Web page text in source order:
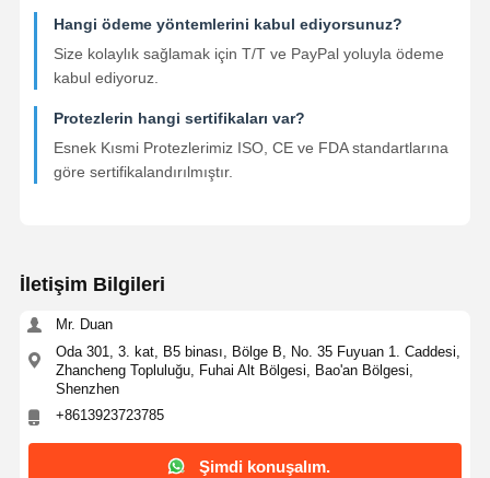
Hangi ödeme yöntemlerini kabul ediyorsunuz?
Size kolaylık sağlamak için T/T ve PayPal yoluyla ödeme
kabul ediyoruz.
Protezlerin hangi sertifikaları var?
Esnek Kısmi Protezlerimiz ISO, CE ve FDA standartlarına
göre sertifikalandırılmıştır.
İletişim Bilgileri
Mr. Duan
Oda 301, 3. kat, B5 binası, Bölge B, No. 35 Fuyuan 1. Caddesi,
Zhancheng Topluluğu, Fuhai Alt Bölgesi, Bao'an Bölgesi,
Shenzhen
+8613923723785
Şimdi konuşalım.